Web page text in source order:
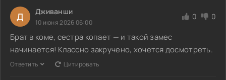
Д Дживанши
10 июня 2026 06:00
0 0
Брат в коме, сестра копает — и такой замес
начинается! Классно закручено, хочется досмотреть.
Ответить Цитировать